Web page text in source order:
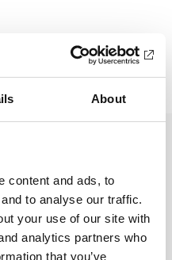
About
content and ads, to
to analyse our traffic.
your use of our site with
analytics partners who
that you’ve